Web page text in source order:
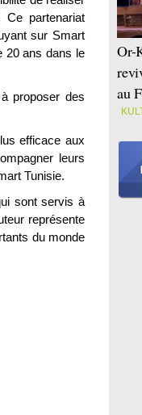
partenariat
sur Smart
20 ans dans le
proposer des
efficace aux
leurs
Tunisie.
sont servis à
représente
du monde
Or-
au